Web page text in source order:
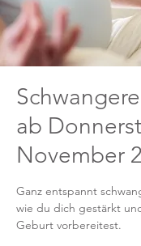
ab
November
Ganz entspannt
wie du dich gestärkt
Geburt vorbereitest.